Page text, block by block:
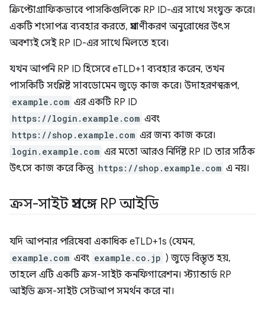
ক্রিপ্টোগ্রাফিকভাবে পাসকিগুলিকে RP ID-এর সাথে সংযুক্ত করে।
একটি শংসাপত্র ব্যবহার করতে, প্রমাণীকরণ অনুরোধের উৎস
অবশ্যই সেই RP ID-এর সাথে মিলতে হবে।
যখন আপনি RP ID হিসেবে eTLD+1 ব্যবহার করেন, তখন
পাসকিটি সংশ্লিষ্ট সাবডোমেন জুড়ে কাজ করে। উদাহরণস্বরূপ,
example.com এর একটি RP ID
https://login.example.com এবং
https://shop.example.com এর জন্য কাজ করে।
login.example.com এর মতো আরও নির্দিষ্ট RP ID তার সঠিক
উৎসে কাজ করে কিন্তু https://shop.example.com এ নয়।
ক্রস-সাইট প্রসঙ্গে RP আইডি
যদি আপনার পরিষেবা একাধিক eTLD+1s (যেমন,
example.com এবং example.co.jp ) জুড়ে বিস্তৃত হয়,
তাহলে এটি একটি ক্রস-সাইট কনফিগারেশন। স্ট্যান্ডার্ড RP
আইডি ক্রস-সাইট সেটআপ সমর্থন করে না।